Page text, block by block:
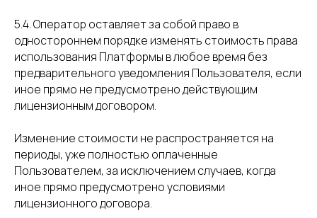
5.4. Оператор оставляет за собой право в
одностороннем порядке изменять стоимость права
использования Платформы в любое время без
предварительного уведомления Пользователя, если
иное прямо не предусмотрено действующим
лицензионным договором.
Изменение стоимости не распространяется на
периоды, уже полностью оплаченные
Пользователем, за исключением случаев, когда
иное прямо предусмотрено условиями
лицензионного договора.